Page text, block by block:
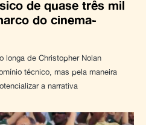
de quase três mil
do cinema-
longa de Christopher Nolan
técnico, mas pela maneira
a narrativa